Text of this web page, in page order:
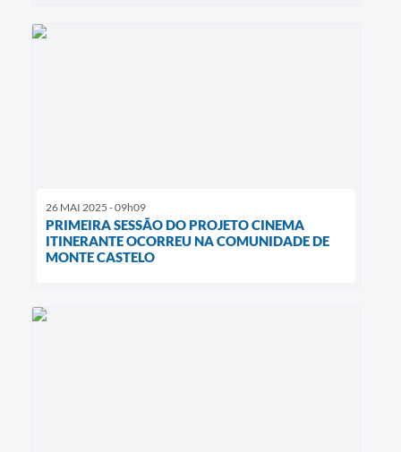
26 MAI 2025 - 09h09
PRIMEIRA SESSÃO DO PROJETO CINEMA
ITINERANTE OCORREU NA COMUNIDADE DE
MONTE CASTELO